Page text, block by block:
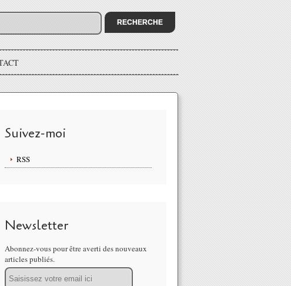
Suivez-moi
RSS
Newsletter
Abonnez-vous pour être averti des nouveaux
articles publiés.
Email